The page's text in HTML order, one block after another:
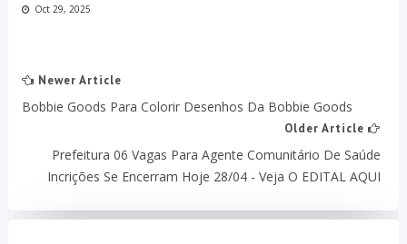
Oct 29, 2025
Newer Article
Bobbie Goods Para Colorir Desenhos Da Bobbie Goods
Older Article
Prefeitura 06 Vagas Para Agente Comunitário De Saúde
Incrições Se Encerram Hoje 28/04 - Veja O EDITAL AQUI